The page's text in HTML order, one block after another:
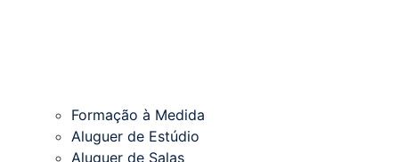
Formação à Medida
Aluguer de Estúdio
Aluguer de Salas